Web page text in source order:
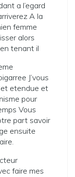
a l’egard
A la
femme
alors
tenant il
J’vous
etendue et
pour
Vous
part savoir
ensuite
faire mes